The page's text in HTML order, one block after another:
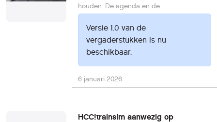
houden. De agenda en de
vergaderstukken zijn vanaf nu uitsluitend
voor de HCC!trainsim-leden beschikbaar.
Indien je als HCC-lid bent ingelogd op
deze website en je bent lid van de
rechterbovenkant van deze website bij
Versie 1.0 van de
vergaderstukken is nu
beschikbaar.
6 januari 2026
HCC!trainsim aanwezig op